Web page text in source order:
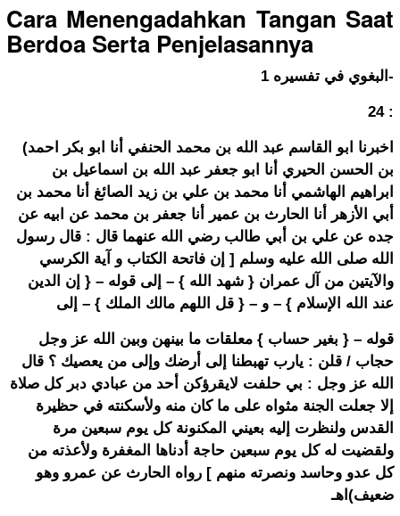
Cara Menengadahkan Tangan Saat
Berdoa Serta Penjelasannya
البغوي في تفسيره 1-
24 :
(اخبرنا ابو القاسم عبد الله بن محمد الحنفي أنا ابو بكر احمد
بن الحسن الحيري أنا ابو جعفر عبد الله بن اسماعيل بن
ابراهيم الهاشمي أنا محمد بن علي بن زيد الصائغ أنا محمد بن
أبي الأزهر أنا الحارث بن عمير أنا جعفر بن محمد عن ابيه عن
جده عن علي بن أبي طالب رضي الله عنهما قال : قال رسول
الله صلى الله عليه وسلم [ إن فاتحة الكتاب و آية الكرسي
والآيتين من آل عمران { شهد الله } – إلى قوله – { إن الدين
عند الله الإسلام } – و – { قل اللهم مالك الملك } – إلى
قوله – { بغير حساب } معلقات ما بينهن وبين الله عز وجل
حجاب / قلن : يارب تهبطنا إلى أرضك وإلى من يعصيك ؟ قال
الله عز وجل : بي حلفت لايقرؤكن أحد من عبادي دبر كل صلاة
إلا جعلت الجنة مثواه على ما كان منه ولأسكنته في حظيرة
القدس ولنظرت إليه بعيني المكنونة كل يوم سبعين مرة
ولقضيت له كل يوم سبعين حاجة أدناها المغفرة ولأعذته من
كل عدو وحاسد ونصرته منهم ] رواه الحارث عن عمرو وهو
ضعيف)اهـ